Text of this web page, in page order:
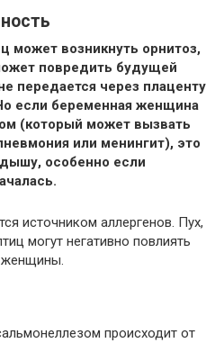
может возникнуть орнитоз,
повредить будущей
передается через плаценту
если беременная женщина
(который может вызвать
или менингит), это
особенно если
источником аллергенов. Пух,
могут негативно повлиять
женщины.
происходит от